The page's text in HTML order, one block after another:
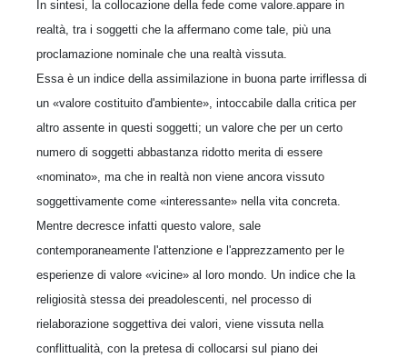
In sintesi, la collocazione della fede come valore.appare in
realtà, tra i soggetti che la affermano come tale, più una
proclamazione nominale che una realtà vissuta.
Essa è un indice della assimilazione in buona parte irriflessa di
un «valore costituito d'ambiente», intoccabile dalla critica per
altro assente in questi soggetti; un valore che per un certo
numero di soggetti abbastanza ridotto merita di essere
«nominato», ma che in realtà non viene ancora vissuto
soggettivamente come «interessante» nella vita concreta.
Mentre decresce infatti questo valore, sale
contemporaneamente l'attenzione e l'apprezzamento per le
esperienze di valore «vicine» al loro mondo. Un indice che la
religiosità stessa dei preadolescenti, nel processo di
rielaborazione soggettiva dei valori, viene vissuta nella
conflittualità, con la pretesa di collocarsi sul piano dei